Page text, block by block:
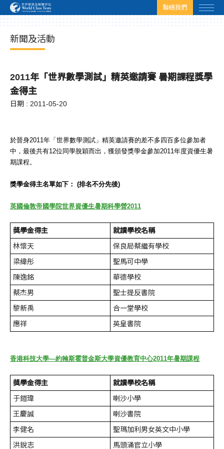
html.headscripthtml.afterbodyscript 聯絡我們
新聞及活動
2011年「世界數學測試」精英邀請賽 暑期課程獎學
金得主
日期 : 2011-05-20
於晉身2011年「世界數學測試」精英邀請賽的差不多四百多位參加者
中，最後共有12位同學脫穎而出，獲頒發獎學金參加2011年度資優生暑
期課程。
獎學金得主名單如下： (排名不分先後)
英國倫敦帝國學院世界資優生暑期科學營2011
獎學金得主
就讀學校名稱
林懷天
保良局蔡繼有學校
梁緯彤
聖馬可中學
陳逸銘
華德學校
蔡杰男
聖士提反書院
黎新禹
合一堂學校
應祥
英皇書院
香港科技大學—約翰斯霍普金斯大學資優教育中心2011年暑期課程
獎學金得主
就讀學校名稱
于鎧瑋
喇沙小學
王慶誠
喇沙書院
李健名
聖瑪加利男女英文中小學
洪銳志
馬頭涌官立小學